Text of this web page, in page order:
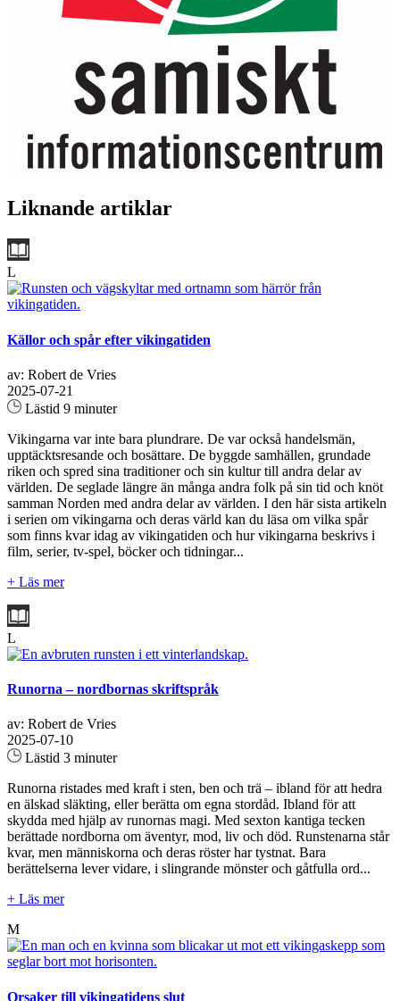
Liknande artiklar
L
Källor och spår efter vikingatiden
av: Robert de Vries
2025-07-21
Lästid 9 minuter
Vikingarna var inte bara plundrare. De var också handelsmän,
upptäcktsresande och bosättare. De byggde samhällen, grundade
riken och spred sina traditioner och sin kultur till andra delar av
världen. De seglade längre än många andra folk på sin tid och knöt
samman Norden med andra delar av världen. I den här sista artikeln
i serien om vikingarna och deras värld kan du läsa om vilka spår
som finns kvar idag av vikingatiden och hur vikingarna beskrivs i
film, serier, tv-spel, böcker och tidningar...
+ Läs mer
L
Runorna – nordbornas skriftspråk
av: Robert de Vries
2025-07-10
Lästid 3 minuter
Runorna ristades med kraft i sten, ben och trä – ibland för att hedra
en älskad släkting, eller berätta om egna stordåd. Ibland för att
skydda med hjälp av runornas magi. Med sexton kantiga tecken
berättade nordborna om äventyr, mod, liv och död. Runstenarna står
kvar, men människorna och deras röster har tystnat. Bara
berättelserna lever vidare, i slingrande mönster och gåtfulla ord...
+ Läs mer
M
Orsaker till vikingatidens slut